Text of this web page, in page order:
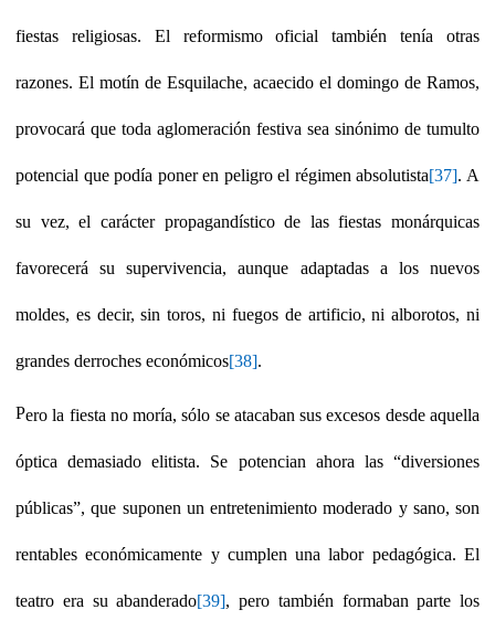
fiestas religiosas. El reformismo oficial también tenía otras
razones. El motín de Esquilache, acaecido el domingo de Ramos,
provocará que toda aglomeración festiva sea sinónimo de tumulto
potencial que podía poner en peligro el régimen absolutista[37]. A
su vez, el carácter propagandístico de las fiestas monárquicas
favorecerá su supervivencia, aunque adaptadas a los nuevos
moldes, es decir, sin toros, ni fuegos de artificio, ni alborotos, ni
grandes derroches económicos[38].
Pero la fiesta no moría, sólo se atacaban sus excesos desde aquella
óptica demasiado elitista. Se potencian ahora las “diversiones
públicas”, que suponen un entretenimiento moderado y sano, son
rentables económicamente y cumplen una labor pedagógica. El
teatro era su abanderado[39], pero también formaban parte los